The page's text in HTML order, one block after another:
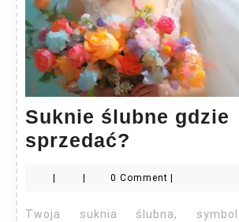
Suknie ślubne gdzie
sprzedać?
gdzie
sprzedać?
| | 0 Comment |
Twoja suknia ślubna, symbol jednego z